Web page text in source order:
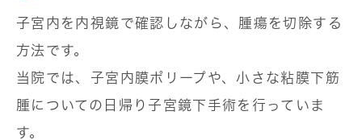
子宮内を内視鏡で確認しながら、腫瘍を切除する
方法です。
当院では、子宮内膜ポリープや、小さな粘膜下筋
腫についての日帰り子宮鏡下手術を行っていま
す。